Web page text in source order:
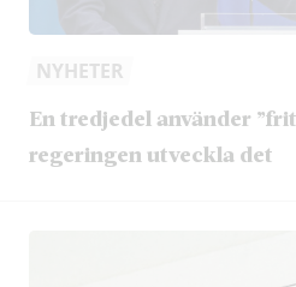
NYHETER
En tredjedel använder
regeringen utveckla det